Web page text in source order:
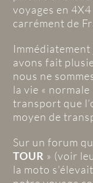
voyages en
carrément de
Immédiatement
avons fait
nous ne
la vie « normale
transport que
moyen de
Sur un forum
TOUR » (voir
la moto